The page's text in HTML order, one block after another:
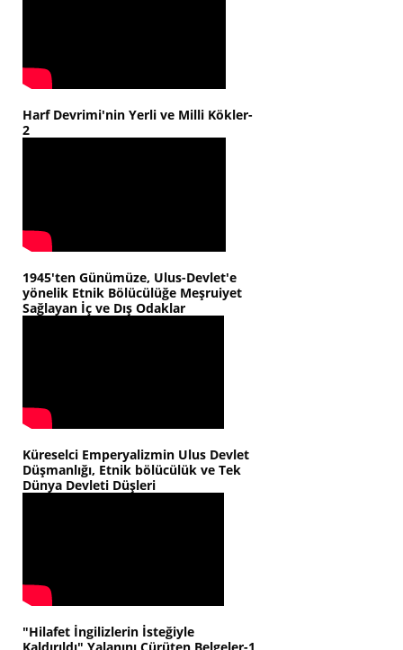
Harf Devrimi'nin Yerli ve Milli Kökler-
2
1945'ten Günümüze, Ulus-Devlet'e
yönelik Etnik Bölücülüğe Meşruiyet
Sağlayan İç ve Dış Odaklar
Küreselci Emperyalizmin Ulus Devlet
Düşmanlığı, Etnik bölücülük ve Tek
Dünya Devleti Düşleri
"Hilafet İngilizlerin İsteğiyle